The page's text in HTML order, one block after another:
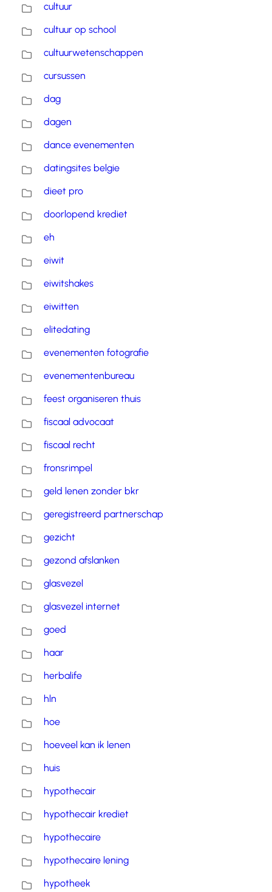
cultuur
cultuur op school
cultuurwetenschappen
cursussen
dag
dagen
dance evenementen
datingsites belgie
dieet pro
doorlopend krediet
eh
eiwit
eiwitshakes
eiwitten
elitedating
evenementen fotografie
evenementenbureau
feest organiseren thuis
fiscaal advocaat
fiscaal recht
fronsrimpel
geld lenen zonder bkr
geregistreerd partnerschap
gezicht
gezond afslanken
glasvezel
glasvezel internet
goed
haar
herbalife
hln
hoe
hoeveel kan ik lenen
huis
hypothecair
hypothecair krediet
hypothecaire
hypothecaire lening
hypotheek